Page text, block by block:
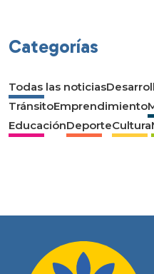
Categorías
Todas las noticias
TránsitoEmprendimiento
EducaciónDeporteCultura